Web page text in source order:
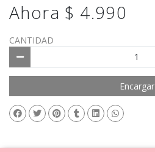
Ahora $ 4.990
CANTIDAD
Encargar